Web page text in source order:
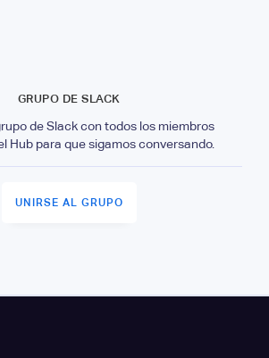
GRUPO DE SLACK
de Slack con todos los miembros
Hub para que sigamos conversando.
UNIRSE AL GRUPO